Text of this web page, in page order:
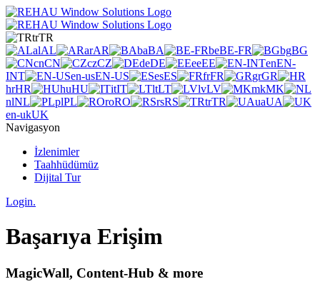
trTR
alAL arAR baBA beBE-FR bgBG
cnCN czCZ deDE eeEE enEN-
INT
en-usEN-US esES frFR grGR
hrHR huHU itIT ltLT lvLV mkMK
nlNL plPL roRO rsRS trTR uaUA
en-ukUK
Navigasyon
İzlenimler
Taahhüdümüz
Dijital Tur
Login.
Başarıya Erişim
MagicWall, Content-Hub & more